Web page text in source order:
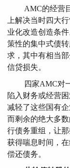
AMC的经营
上解决当时四大
业化改造创造条
策性的集中式债
求，其中有相当
信贷损失。
四家AMC对
陷入财务或经营
减轻了这些国有
而剩余的绝大多
行债务重组，让
获得喘息时间，
偿还债务。